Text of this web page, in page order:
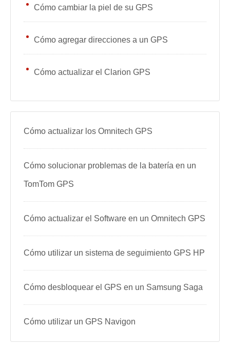
Cómo cambiar la piel de su GPS
Cómo agregar direcciones a un GPS
Cómo actualizar el Clarion GPS
Cómo actualizar los Omnitech GPS
Cómo solucionar problemas de la batería en un
TomTom GPS
Cómo actualizar el Software en un Omnitech GPS
Cómo utilizar un sistema de seguimiento GPS HP
Cómo desbloquear el GPS en un Samsung Saga
Cómo utilizar un GPS Navigon